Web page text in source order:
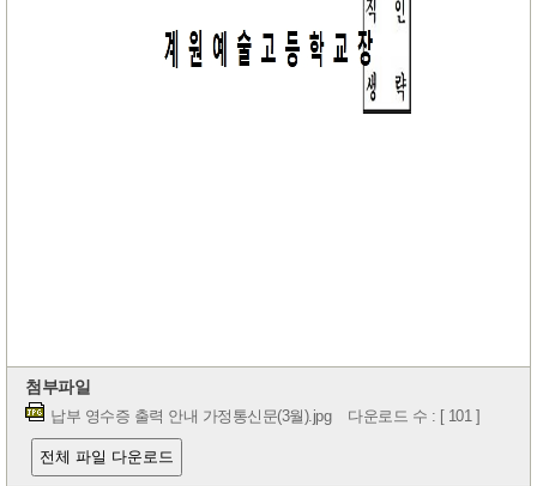
첨부파일
납부 영수증 출력 안내 가정통신문(3월).jpg다운로드 수 : [ 101 ]
전체 파일 다운로드